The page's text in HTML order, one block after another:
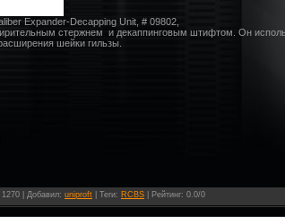
Expander-Decapping Unit, # 09802,
стержнем и декаппинговым штифтом. Он
шейки гильзы.
1270 | Добавил: uniproft Теги: RCBS Рейтинг: 0.0/0